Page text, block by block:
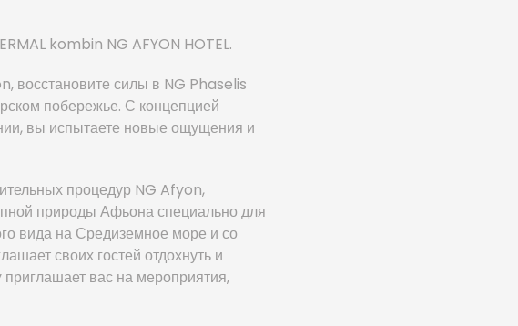
kombin NG AFYON HOTEL.
восстановите силы в NG Phaselis
побережье. С концепцией
вы испытаете новые ощущения и
процедур NG Afyon,
природы Афьона специально для
вида на Средиземное море и со
своих гостей отдохнуть и
вас на мероприятия,